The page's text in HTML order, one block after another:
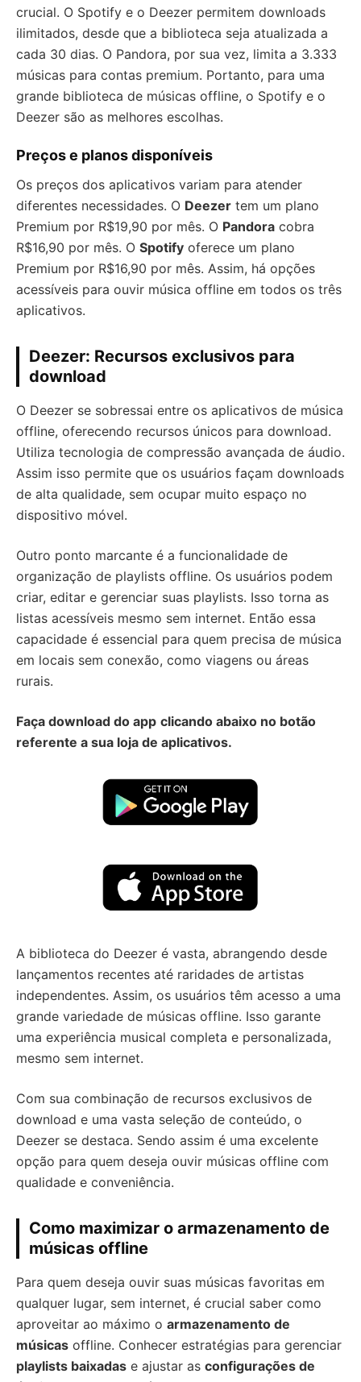
crucial. O Spotify e o Deezer permitem downloads
ilimitados, desde que a biblioteca seja atualizada a
cada 30 dias. O Pandora, por sua vez, limita a 3.333
músicas para contas premium. Portanto, para uma
grande biblioteca de músicas offline, o Spotify e o
Deezer são as melhores escolhas.
Preços e planos disponíveis
Os preços dos aplicativos variam para atender
diferentes necessidades. O Deezer tem um plano
Premium por R$19,90 por mês. O Pandora cobra
R$16,90 por mês. O Spotify oferece um plano
Premium por R$16,90 por mês. Assim, há opções
acessíveis para ouvir música offline em todos os três
aplicativos.
Deezer: Recursos exclusivos para
download
O Deezer se sobressai entre os aplicativos de música
offline, oferecendo recursos únicos para download.
Utiliza tecnologia de compressão avançada de áudio.
Assim isso permite que os usuários façam downloads
de alta qualidade, sem ocupar muito espaço no
dispositivo móvel.
Outro ponto marcante é a funcionalidade de
organização de playlists offline. Os usuários podem
criar, editar e gerenciar suas playlists. Isso torna as
listas acessíveis mesmo sem internet. Então essa
capacidade é essencial para quem precisa de música
em locais sem conexão, como viagens ou áreas
rurais.
Faça download do app clicando abaixo no botão
referente a sua loja de aplicativos.
A biblioteca do Deezer é vasta, abrangendo desde
lançamentos recentes até raridades de artistas
independentes. Assim, os usuários têm acesso a uma
grande variedade de músicas offline. Isso garante
uma experiência musical completa e personalizada,
mesmo sem internet.
Com sua combinação de recursos exclusivos de
download e uma vasta seleção de conteúdo, o
Deezer se destaca. Sendo assim é uma excelente
opção para quem deseja ouvir músicas offline com
qualidade e conveniência.
Como maximizar o armazenamento de
músicas offline
Para quem deseja ouvir suas músicas favoritas em
qualquer lugar, sem internet, é crucial saber como
aproveitar ao máximo o armazenamento de
músicas offline. Conhecer estratégias para gerenciar
playlists baixadas e ajustar as configurações de